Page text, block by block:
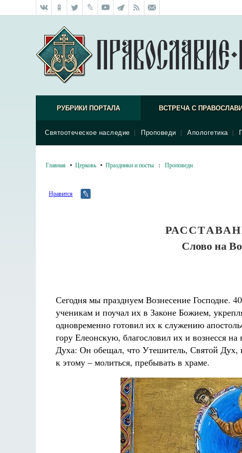
РУБРИКИ ПОРТАЛА ВСТРЕЧА С
Святоотеческое наследие Проповеди Апологетика
Главная Церковь Праздники и посты : Проповеди
Нравится
Слово на
Сегодня мы празднуем Вознесение Господне.
ученикам и поучал их в Законе Божием,
одновременно готовил их к служению
гору Елеонскую, благословил их и вознесся
Духа: Он обещал, что Утешитель, Святой Дух,
к этому – молиться, пребывать в храме.
Разлуки не будет
Фредерика де Грааф